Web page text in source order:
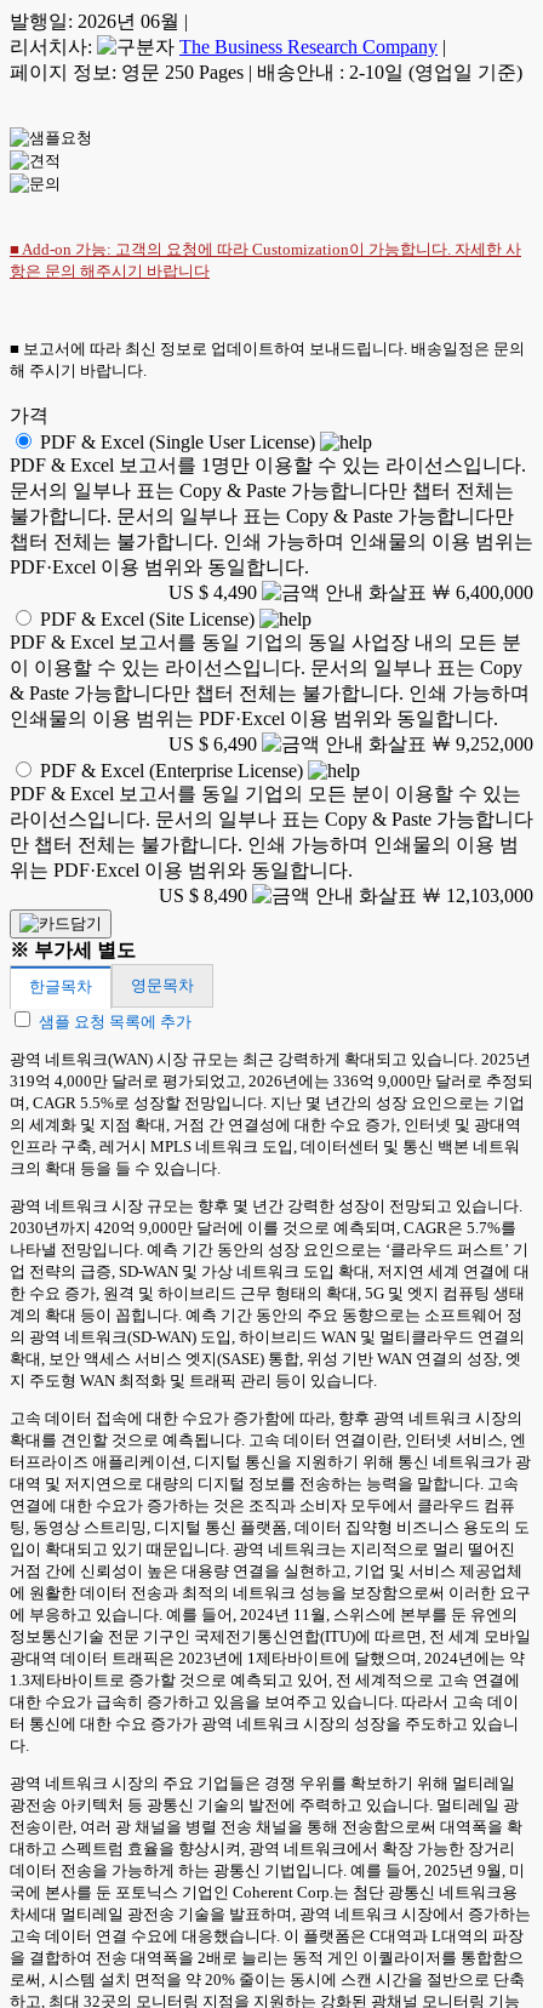
발행일: 2026년 06월 |
리서치사:
The Business Research Company |
페이지 정보: 영문 250 Pages | 배송안내 : 2-10일 (영업일 기준)
■ Add-on 가능: 고객의 요청에 따라 Customization이 가능합니다. 자세한 사
항은 문의 해주시기 바랍니다
■ 보고서에 따라 최신 정보로 업데이트하여 보내드립니다. 배송일정은 문의
해 주시기 바랍니다.
가격
PDF & Excel (Single User License)
PDF & Excel 보고서를 1명만 이용할 수 있는 라이선스입니다.
문서의 일부나 표는 Copy & Paste 가능합니다만 챕터 전체는
불가합니다. 문서의 일부나 표는 Copy & Paste 가능합니다만
챕터 전체는 불가합니다. 인쇄 가능하며 인쇄물의 이용 범위는
PDF·Excel 이용 범위와 동일합니다.
US $ 4,490
￦ 6,400,000
PDF & Excel (Site License)
PDF & Excel 보고서를 동일 기업의 동일 사업장 내의 모든 분
이 이용할 수 있는 라이선스입니다. 문서의 일부나 표는 Copy
& Paste 가능합니다만 챕터 전체는 불가합니다. 인쇄 가능하며
인쇄물의 이용 범위는 PDF·Excel 이용 범위와 동일합니다.
US $ 6,490
￦ 9,252,000
PDF & Excel (Enterprise License)
PDF & Excel 보고서를 동일 기업의 모든 분이 이용할 수 있는
라이선스입니다. 문서의 일부나 표는 Copy & Paste 가능합니다
만 챕터 전체는 불가합니다. 인쇄 가능하며 인쇄물의 이용 범
위는 PDF·Excel 이용 범위와 동일합니다.
US $ 8,490
￦ 12,103,000
※ 부가세 별도
한글목차
영문목차
샘플 요청 목록에 추가
광역 네트워크(WAN) 시장 규모는 최근 강력하게 확대되고 있습니다. 2025년
319억 4,000만 달러로 평가되었고, 2026년에는 336억 9,000만 달러로 추정되
며, CAGR 5.5%로 성장할 전망입니다. 지난 몇 년간의 성장 요인으로는 기업
의 세계화 및 지점 확대, 거점 간 연결성에 대한 수요 증가, 인터넷 및 광대역
인프라 구축, 레거시 MPLS 네트워크 도입, 데이터센터 및 통신 백본 네트워
크의 확대 등을 들 수 있습니다.
광역 네트워크 시장 규모는 향후 몇 년간 강력한 성장이 전망되고 있습니다.
2030년까지 420억 9,000만 달러에 이를 것으로 예측되며, CAGR은 5.7%를
나타낼 전망입니다. 예측 기간 동안의 성장 요인으로는 ‘클라우드 퍼스트’ 기
업 전략의 급증, SD-WAN 및 가상 네트워크 도입 확대, 저지연 세계 연결에 대
한 수요 증가, 원격 및 하이브리드 근무 형태의 확대, 5G 및 엣지 컴퓨팅 생태
계의 확대 등이 꼽힙니다. 예측 기간 동안의 주요 동향으로는 소프트웨어 정
의 광역 네트워크(SD-WAN) 도입, 하이브리드 WAN 및 멀티클라우드 연결의
확대, 보안 액세스 서비스 엣지(SASE) 통합, 위성 기반 WAN 연결의 성장, 엣
지 주도형 WAN 최적화 및 트래픽 관리 등이 있습니다.
고속 데이터 접속에 대한 수요가 증가함에 따라, 향후 광역 네트워크 시장의
확대를 견인할 것으로 예측됩니다. 고속 데이터 연결이란, 인터넷 서비스, 엔
터프라이즈 애플리케이션, 디지털 통신을 지원하기 위해 통신 네트워크가 광
대역 및 저지연으로 대량의 디지털 정보를 전송하는 능력을 말합니다. 고속
연결에 대한 수요가 증가하는 것은 조직과 소비자 모두에서 클라우드 컴퓨
팅, 동영상 스트리밍, 디지털 통신 플랫폼, 데이터 집약형 비즈니스 용도의 도
입이 확대되고 있기 때문입니다. 광역 네트워크는 지리적으로 멀리 떨어진
거점 간에 신뢰성이 높은 대용량 연결을 실현하고, 기업 및 서비스 제공업체
에 원활한 데이터 전송과 최적의 네트워크 성능을 보장함으로써 이러한 요구
에 부응하고 있습니다. 예를 들어, 2024년 11월, 스위스에 본부를 둔 유엔의
정보통신기술 전문 기구인 국제전기통신연합(ITU)에 따르면, 전 세계 모바일
광대역 데이터 트래픽은 2023년에 1제타바이트에 달했으며, 2024년에는 약
1.3제타바이트로 증가할 것으로 예측되고 있어, 전 세계적으로 고속 연결에
대한 수요가 급속히 증가하고 있음을 보여주고 있습니다. 따라서 고속 데이
터 통신에 대한 수요 증가가 광역 네트워크 시장의 성장을 주도하고 있습니
다.
광역 네트워크 시장의 주요 기업들은 경쟁 우위를 확보하기 위해 멀티레일
광전송 아키텍처 등 광통신 기술의 발전에 주력하고 있습니다. 멀티레일 광
전송이란, 여러 광 채널을 병렬 전송 채널을 통해 전송함으로써 대역폭을 확
대하고 스펙트럼 효율을 향상시켜, 광역 네트워크에서 확장 가능한 장거리
데이터 전송을 가능하게 하는 광통신 기법입니다. 예를 들어, 2025년 9월, 미
국에 본사를 둔 포토닉스 기업인 Coherent Corp.는 첨단 광통신 네트워크용
차세대 멀티레일 광전송 기술을 발표하며, 광역 네트워크 시장에서 증가하는
고속 데이터 연결 수요에 대응했습니다. 이 플랫폼은 C대역과 L대역의 파장
을 결합하여 전송 대역폭을 2배로 늘리는 동적 게인 이퀄라이저를 통합함으
로써, 시스템 설치 면적을 약 20% 줄이는 동시에 스캔 시간을 절반으로 단축
하고, 최대 32곳의 모니터링 지점을 지원하는 강화된 광채널 모니터링 기능